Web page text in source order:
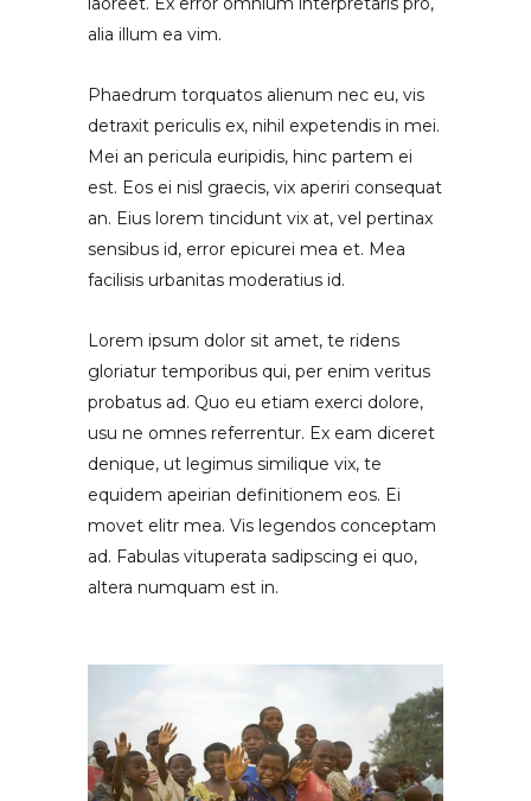
alia illum ea vim.
Phaedrum torquatos alienum nec eu, vis
detraxit periculis ex, nihil expetendis in mei.
Mei an pericula euripidis, hinc partem ei
est. Eos ei nisl graecis, vix aperiri consequat
an. Eius lorem tincidunt vix at, vel pertinax
sensibus id, error epicurei mea et. Mea
facilisis urbanitas moderatius id.
Lorem ipsum dolor sit amet, te ridens
gloriatur temporibus qui, per enim veritus
probatus ad. Quo eu etiam exerci dolore,
usu ne omnes referrentur. Ex eam diceret
denique, ut legimus similique vix, te
equidem apeirian definitionem eos. Ei
movet elitr mea. Vis legendos conceptam
ad. Fabulas vituperata sadipscing ei quo,
altera numquam est in.